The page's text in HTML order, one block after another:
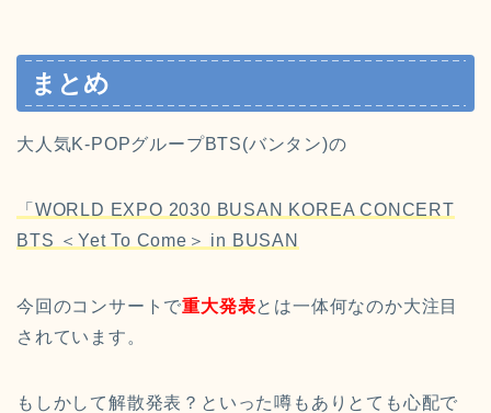
まとめ
大人気K-POPグループBTS(バンタン)の
「WORLD EXPO 2030 BUSAN KOREA CONCERT
BTS ＜Yet To Come＞ in BUSAN
今回のコンサートで重大発表とは一体何なのか大注目
されています。
もしかして解散発表？といった噂もありとても心配で